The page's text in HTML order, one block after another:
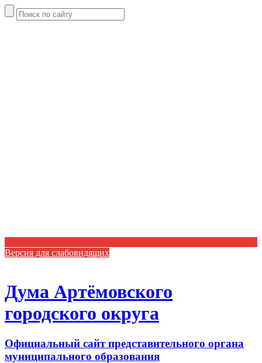
Версия для слабовидящих
Дума Артёмовского
городского округа
Официальный сайт представительного органа
муниципального образования